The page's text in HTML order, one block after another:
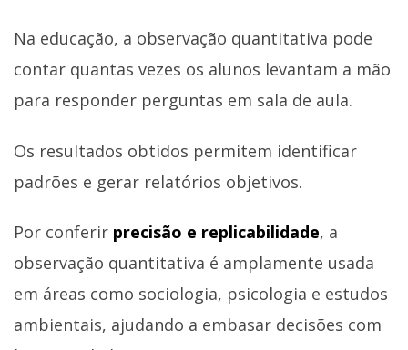
Na educação, a observação quantitativa pode
contar quantas vezes os alunos levantam a mão
para responder perguntas em sala de aula.
Os resultados obtidos permitem identificar
padrões e gerar relatórios objetivos.
Por conferir precisão e replicabilidade, a
observação quantitativa é amplamente usada
em áreas como sociologia, psicologia e estudos
ambientais, ajudando a embasar decisões com